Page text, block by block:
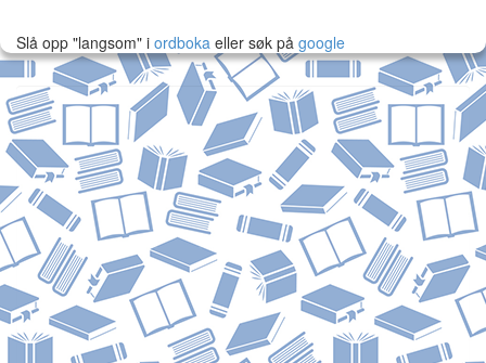
Slå opp "langsom" i ordboka eller søk på google